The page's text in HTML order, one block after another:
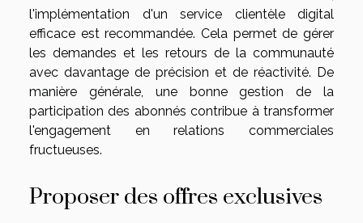
l'implémentation d'un service clientèle digital
efficace est recommandée. Cela permet de gérer
les demandes et les retours de la communauté
avec davantage de précision et de réactivité. De
manière générale, une bonne gestion de la
participation des abonnés contribue à transformer
l'engagement en relations commerciales
fructueuses.
Proposer des offres exclusives